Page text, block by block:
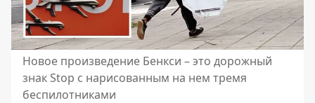
Новое произведение Бенкси – это дорожный
знак Stop с нарисованным на нем тремя
беспилотниками